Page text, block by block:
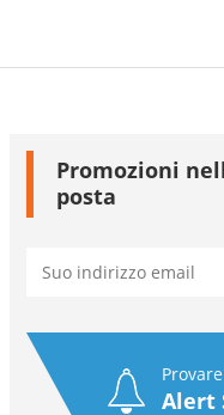
Promozioni
posta
Alert